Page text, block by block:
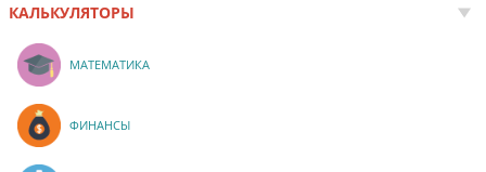
КАЛЬКУЛЯТОРЫ
МАТЕМАТИКА
ФИНАНСЫ